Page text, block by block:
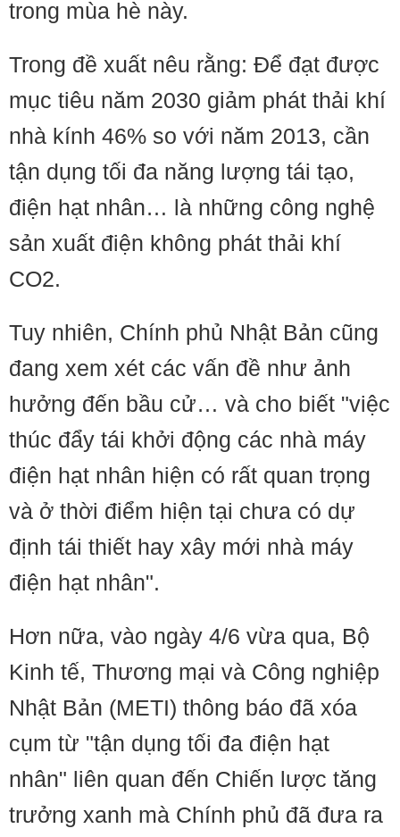
trong mùa hè này.
Trong đề xuất nêu rằng: Để đạt được
mục tiêu năm 2030 giảm phát thải khí
nhà kính 46% so với năm 2013, cần
tận dụng tối đa năng lượng tái tạo,
điện hạt nhân… là những công nghệ
sản xuất điện không phát thải khí
CO2.
Tuy nhiên, Chính phủ Nhật Bản cũng
đang xem xét các vấn đề như ảnh
hưởng đến bầu cử… và cho biết "việc
thúc đẩy tái khởi động các nhà máy
điện hạt nhân hiện có rất quan trọng
và ở thời điểm hiện tại chưa có dự
định tái thiết hay xây mới nhà máy
điện hạt nhân".
Hơn nữa, vào ngày 4/6 vừa qua, Bộ
Kinh tế, Thương mại và Công nghiệp
Nhật Bản (METI) thông báo đã xóa
cụm từ "tận dụng tối đa điện hạt
nhân" liên quan đến Chiến lược tăng
trưởng xanh mà Chính phủ đã đưa ra